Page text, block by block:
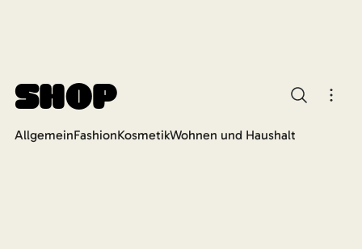
Shop
AllgemeinFashionKosmetikWohnen und Haushalt